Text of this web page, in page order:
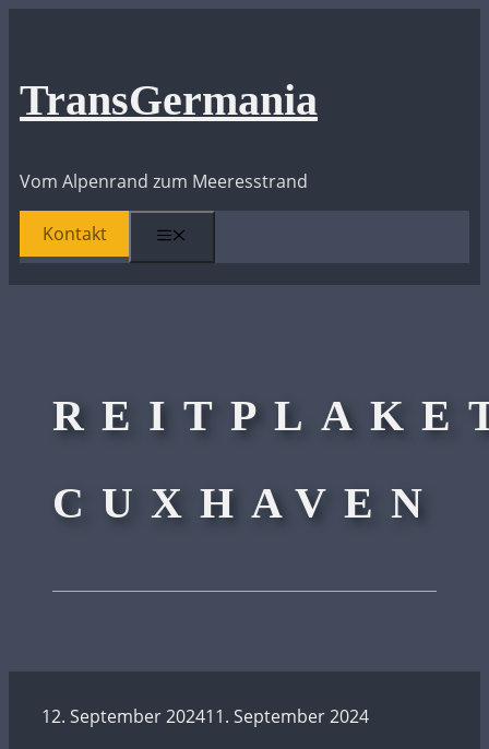
TransGermania
Vom Alpenrand zum Meeresstrand
Kontakt
CUXHAVEN
12. September 202411. September 2024